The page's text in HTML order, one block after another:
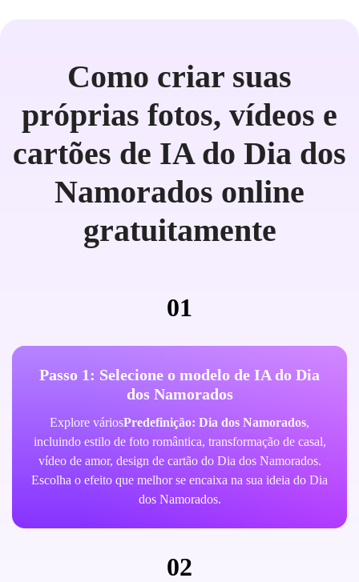
Como criar suas
próprias fotos, vídeos e
cartões de IA do Dia dos
Namorados online
gratuitamente
01
Passo 1: Selecione o modelo de IA do Dia
dos Namorados
Explore váriosPredefinição: Dia dos Namorados,
incluindo estilo de foto romântica, transformação de casal,
vídeo de amor, design de cartão do Dia dos Namorados.
Escolha o efeito que melhor se encaixa na sua ideia do Dia
dos Namorados.
02